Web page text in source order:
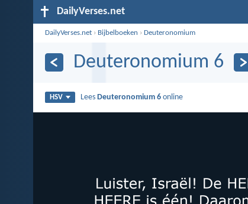
DailyVerses.net
DailyVerses.net › Bijbelboeken ›Deuteronomium
Deuteronomium 6
HSV Lees Deuteronomium 6 online